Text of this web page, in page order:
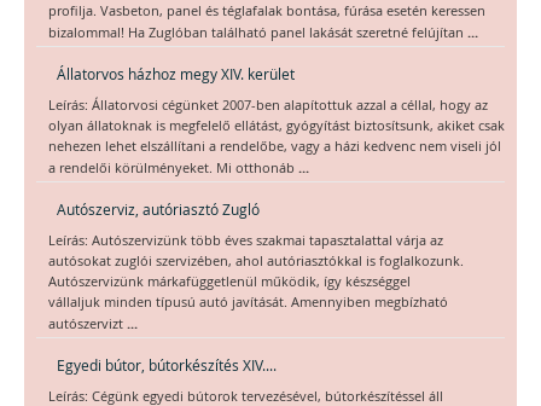
profilja. Vasbeton, panel és téglafalak bontása, fúrása esetén keressen
bizalommal! Ha Zuglóban található panel lakását szeretné felújítan ...
Állatorvos házhoz megy XIV. kerület
Leírás: Állatorvosi cégünket 2007-ben alapítottuk azzal a céllal, hogy az
olyan állatoknak is megfelelő ellátást, gyógyítást biztosítsunk, akiket csak
nehezen lehet elszállítani a rendelőbe, vagy a házi kedvenc nem viseli jól
a rendelői körülményeket. Mi otthonáb ...
Autószerviz, autóriasztó Zugló
Leírás: Autószervizünk több éves szakmai tapasztalattal várja az
autósokat zuglói szervizében, ahol autóriasztókkal is foglalkozunk.
Autószervizünk márkafüggetlenül működik, így készséggel
vállaljuk minden típusú autó javítását. Amennyiben megbízható
autószervizt ...
Egyedi bútor, bútorkészítés XIV....
Leírás: Cégünk egyedi bútorok tervezésével, bútorkészítéssel áll